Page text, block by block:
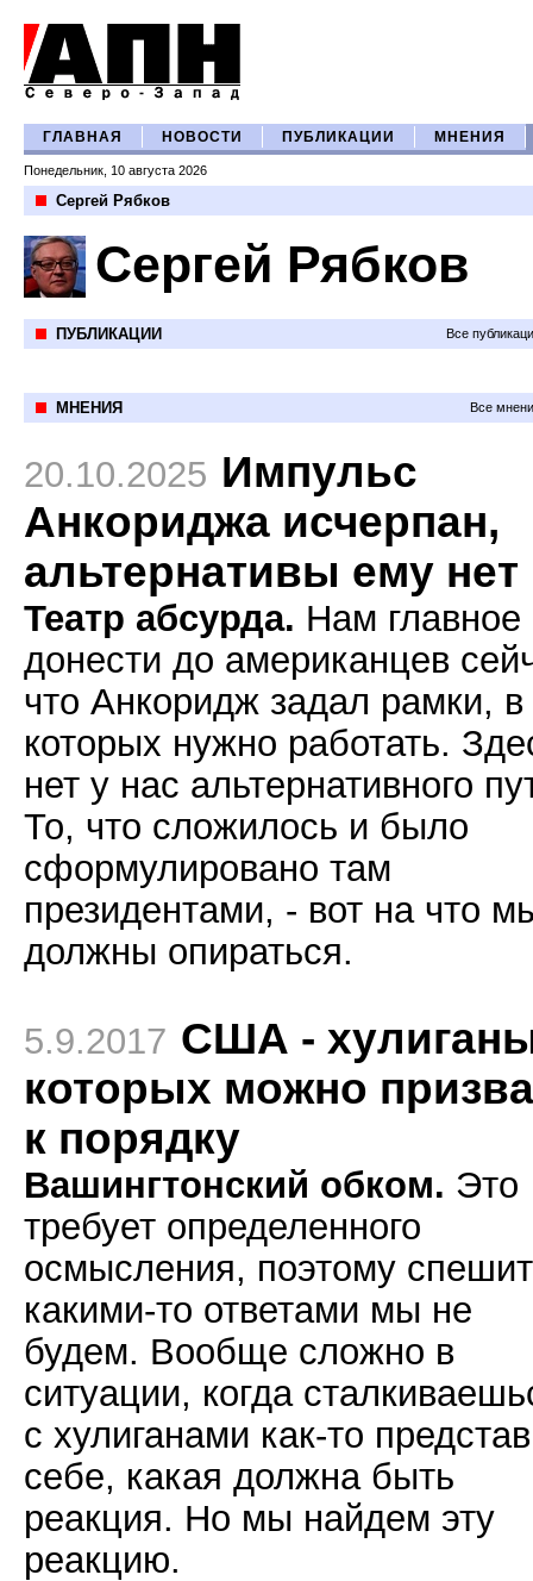
ГЛАВНАЯ НОВОСТИ ПУБЛИКАЦИИ МНЕНИЯ
Понедельник, 10 августа 2026
Сергей Рябков
Сергей Рябков
ПУБЛИКАЦИИ Все
МНЕНИЯ Все
20.10.2025 Импульс
Анкориджа исчерпан,
альтернативы ему нет
Театр абсурда. Нам главное
донести до американцев
что Анкоридж задал рамки, в
которых нужно работать.
нет у нас альтернативного
То, что сложилось и было
сформулировано там
президентами, - вот на что
должны опираться.
5.9.2017 США -
которых можно
к порядку
Вашингтонский обком. Это
требует определенного
осмысления, поэтому
какими-то ответами мы не
будем. Вообще сложно в
ситуации, когда
с хулиганами как-то
себе, какая должна быть
реакция. Но мы найдем эту
реакцию.